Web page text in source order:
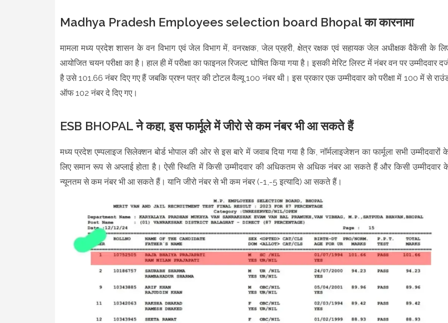
Madhya Pradesh Employees selection board Bhopal का कारनामा
मामला मध्य प्रदेश शासन के वन विभाग एवं जेल विभाग में, वनरक्षक, जेल प्रहरी, क्षेत्र रक्षक एवं सहायक जेल अधीक्षक वैकेंसी के
आयोजित चयन परीक्षा का है। हाल ही में परीक्षा का फाइनल रिजल्ट घोषित किया गया है। इसकी मेरिट लिस्ट में नंबर वन पर उम्मीदवार
है उसे 101.66 नंबर दिए गए हैं जबकि प्रश्न पत्र की टोटल वैल्यू 100 नंबर थी। इस प्रकार एक उम्मीदवार को परीक्षा में 100 में से
ऑफ 102 नंबर दे दिए गए।
ESB BHOPAL ने कहा, इस फार्मूले में जीरो से कम नंबर भी आ सकते हैं
मध्य प्रदेश एम्पलाइज सिलेक्शन बोर्ड भोपाल की ओर से इस बारे में जवाब दिया गया है कि, नॉर्मलाइजेशन का फार्मूला सभी उम्मीदवारों
लिए समान रूप से अप्लाई होता है। ऐसी स्थिति में किसी उम्मीदवार की अधिकतम से अधिक नंबर आ सकते हैं और किसी उम्मीदवार
न्यूनतम से कम नंबर भी आ सकते हैं। यानि जीरो नंबर से भी कम नंबर (-1,-5 इत्यादि) आ सकते हैं।